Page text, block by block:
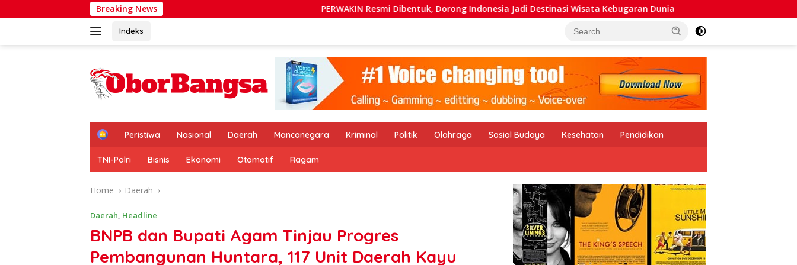
to
Breaking News PERWAKIN Resmi Dibentuk, Dorong Indonesia Jadi Destinasi Wisata Kebugaran Dunia Relly Reagen Ajak Daerah Kembangkan
Indeks
H
m
e
Peristiwa Nasional Daerah Mancanegara Kriminal Politik Olahraga Sosial Budaya Kesehatan Pendidikan
TNI-Polri Bisnis Ekonomi Otomotif Ragam
Home Daerah
Daerah, Headline
BNPB dan Bupati Agam Tinjau Progres
Pembangunan Huntara, 117 Unit Daerah Kayu